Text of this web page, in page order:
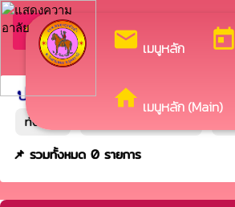
mail เมนูหลัก today
home เมนูหลัก (Main)
arrow_back_ios กลับเมนูหลัก
ประกาศจัดซื้อจัดจ้างระบบ egp
ทั้งหมด
📌 รวมทั้งหมด 0 รายการ